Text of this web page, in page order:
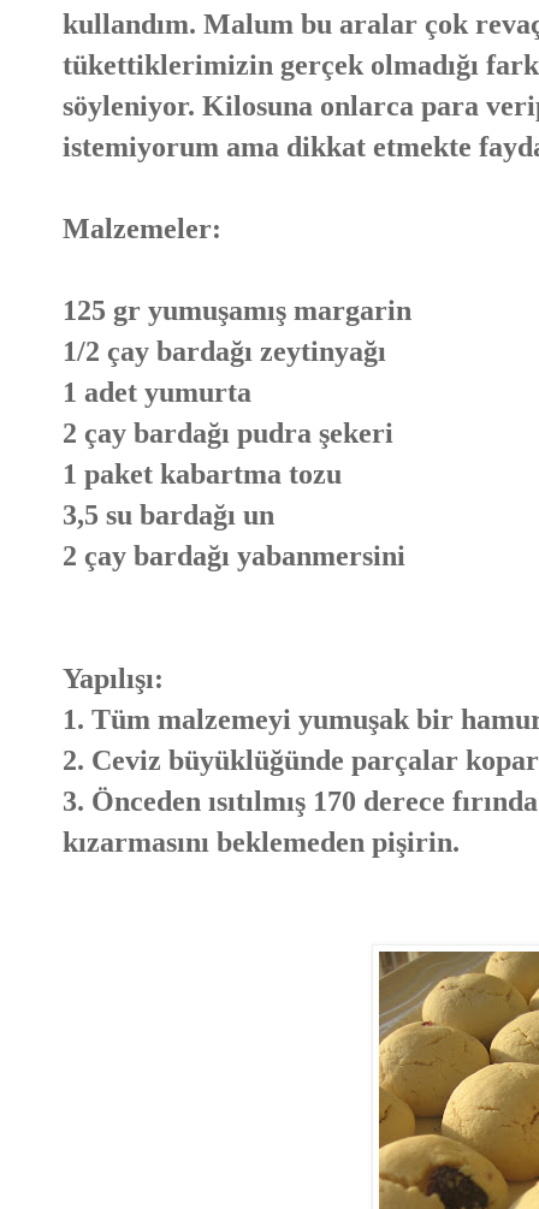
kullandım. Malum bu aralar çok
tükettiklerimizin gerçek olmadığı
söyleniyor. Kilosuna onlarca para
istemiyorum ama dikkat etmekte
Malzemeler:
125 gr yumuşamış margarin
1/2 çay bardağı zeytinyağı
1 adet yumurta
2 çay bardağı pudra şekeri
1 paket kabartma tozu
3,5 su bardağı un
2 çay bardağı yabanmersini
Yapılışı:
1. Tüm malzemeyi yumuşak bir
2. Ceviz büyüklüğünde parçalar
3. Önceden ısıtılmış 170 derece
kızarmasını beklemeden pişirin.